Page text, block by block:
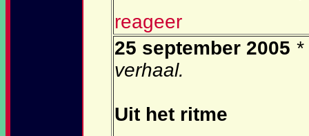
reageer
25 september 2005 *
verhaal.
Uit het ritme